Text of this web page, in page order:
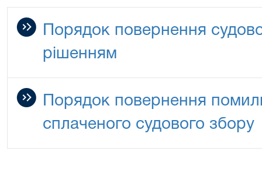
Порядок повернення
рішенням
Порядок повернення
сплаченого судового збору